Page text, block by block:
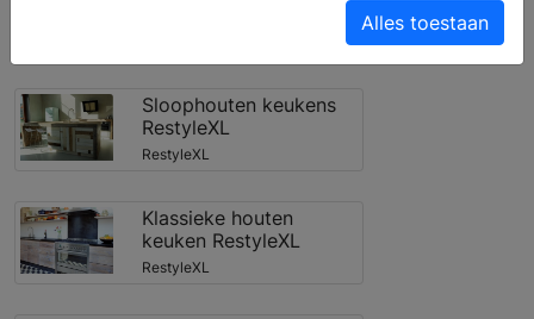
Sloophouten keukens
RestyleXL
RestyleXL
Klassieke houten
keuken RestyleXL
RestyleXL
Alles toestaan